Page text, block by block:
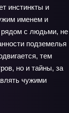
инстинкты и
именем и
рядом с людьми, не
подземелья
тем
но и тайны, за
чужими